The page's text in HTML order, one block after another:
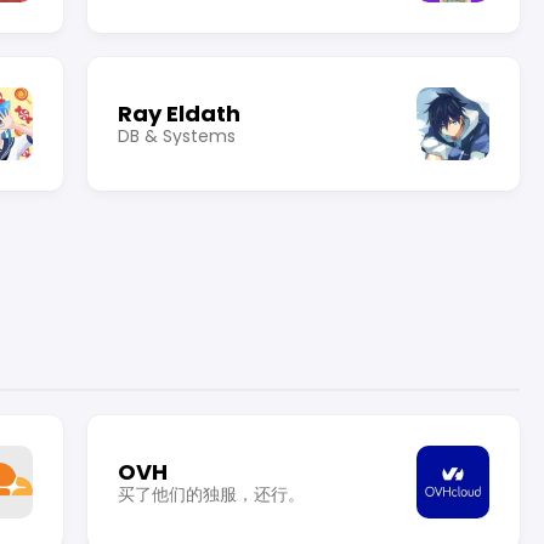
Ray Eldath
DB & Systems
OVH
买了他们的独服，还行。